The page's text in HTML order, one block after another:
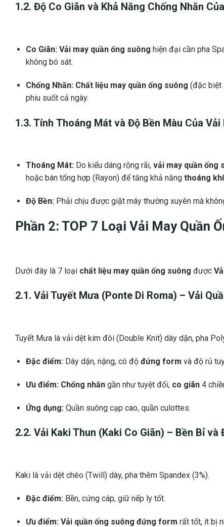
1.2. Độ Co Giãn và Khả Năng Chống Nhăn Của
Co Giãn: Vải may quần ống suông hiện đại cần pha
không bó sát.
Chống Nhăn: Chất liệu may quần ống suông (đặc biệt
phiu suốt cả ngày.
1.3. Tính Thoáng Mát và Độ Bền Màu Của Vải
Thoáng Mát:Do kiểu dáng rộng rãi, vải may quần ống
hoặc bán tổng hợp (Rayon) để tăng khả năng thoáng khí
Độ Bền:Phải chịu được giặt máy thường xuyên mà
Phần 2: TOP 7 Loại Vải May Quần
Dưới đây là 7 loại chất liệu may quần ống suông được
2.1. Vải Tuyết Mưa (Ponte Di Roma) – Vải
Tuyết Mưa là vải dệt kim đôi (Double Knit) dày dặn, pha
Đặc điểm:Dày dặn, nặng, có độ đứng form và độ rủ
Ưu điểm: Chống nhăngần như tuyệt đối, co giãn4
Ứng dụng: Quần suông cạp cao, quần culottes.
2.2. Vải Kaki Thun (Kaki Co Giãn) – Bền Bỉ và
Kaki là vải dệt chéo (Twill) dày, pha thêm Spandex (3%).
Đặc điểm:Bền, cứng cáp, giữ nếp ly tốt.
Ưu điểm: Vải quần ống suông đứng form rất tốt, ít bị